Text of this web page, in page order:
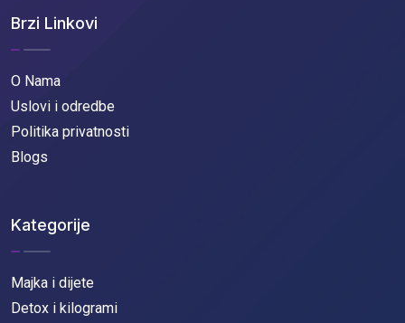
Brzi Linkovi
O Nama
Uslovi i odredbe
Politika privatnosti
Blogs
Kategorije
Majka i dijete
Detox i kilogrami